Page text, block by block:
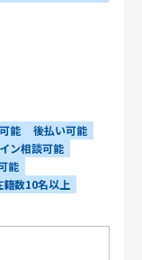
能
後払い可能
ン相談可能
能
籍数10名以上